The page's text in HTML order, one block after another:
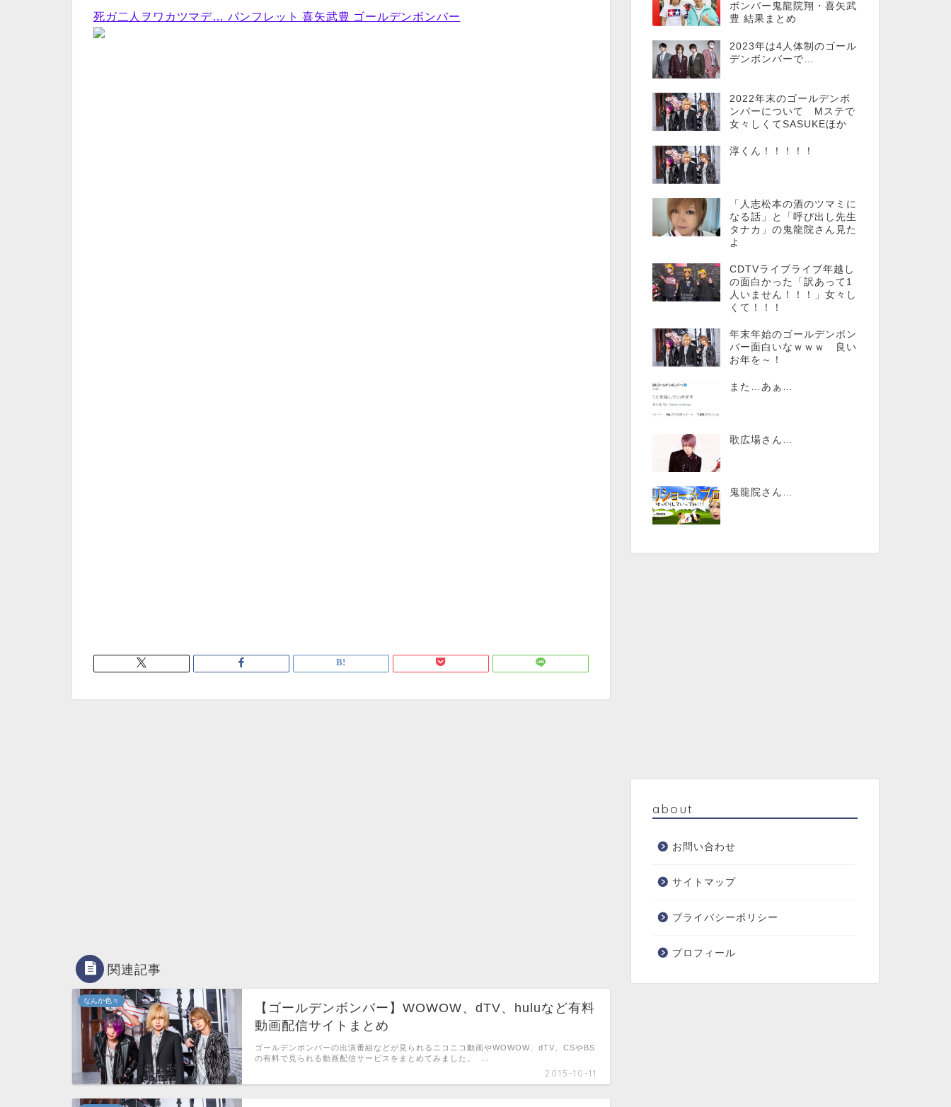
死ガ二人ヲワカツマデ… パンフレット 喜矢武豊 ゴールデンボンバー
関連記事
なんか色々
【ゴールデンボンバー】WOWOW、dTV、huluなど有料
動画配信サイトまとめ
2015-10-11
ゴールデンボンバーの出演番組などが見られるニコニコ動画やWOWOW、dTV、CSやBS
の有料で見られる動画配信サービスをまとめてみました。 …
ボンバー鬼龍院翔・喜矢武
豊 結果まとめ
2023年は4人体制のゴール
デンボンバーで…
2022年末のゴールデンボ
ンバーについて Mステで
女々しくてSASUKEほか
淳くん！！！！！
「人志松本の酒のツマミに
なる話」と「呼び出し先生
タナカ」の鬼龍院さん見た
よ
CDTVライブライブ年越し
の面白かった「訳あって1
人いません！！！」女々し
くて！！！
年末年始のゴールデンボン
バー面白いなｗｗｗ 良い
お年を～！
また…あぁ…
歌広場さん…
鬼龍院さん…
about
お問い合わせ
サイトマップ
プライバシーポリシー
プロフィール